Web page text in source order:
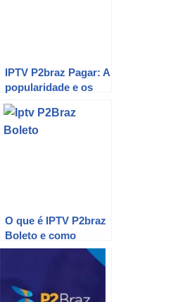
IPTV P2braz Pagar: A
popularidade e os
desafios da
plataforma de IPTV
O que é IPTV P2braz
Boleto e como
funciona?